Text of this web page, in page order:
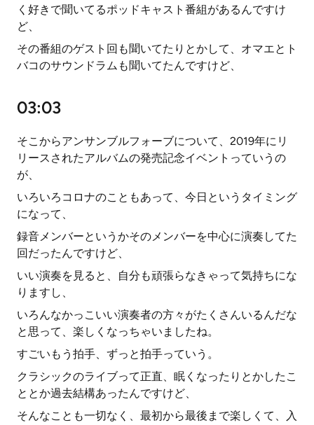
く好きで聞いてるポッドキャスト番組があるんですけ
ど、
その番組のゲスト回も聞いてたりとかして、オマエとト
バコのサウンドラムも聞いてたんですけど、
03:03
そこからアンサンブルフォーブについて、2019年にリ
リースされたアルバムの発売記念イベントっていうの
が、
いろいろコロナのこともあって、今日というタイミング
になって、
録音メンバーというかそのメンバーを中心に演奏してた
回だったんですけど、
いい演奏を見ると、自分も頑張らなきゃって気持ちにな
りますし、
いろんなかっこいい演奏者の方々がたくさんいるんだな
と思って、楽しくなっちゃいましたね。
すごいもう拍手、ずっと拍手っていう。
クラシックのライブって正直、眠くなったりとかしたこ
ととか過去結構あったんですけど、
そんなことも一切なく、最初から最後まで楽しくて、入